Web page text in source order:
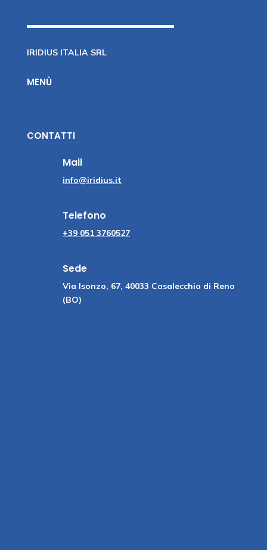
IRIDIUS ITALIA SRL
MENÙ
CONTATTI
Mail
info@iridius.it
Telefono
+39 051 3760527
Sede
Via Isonzo, 67, 40033 Casalecchio di Reno
(BO)